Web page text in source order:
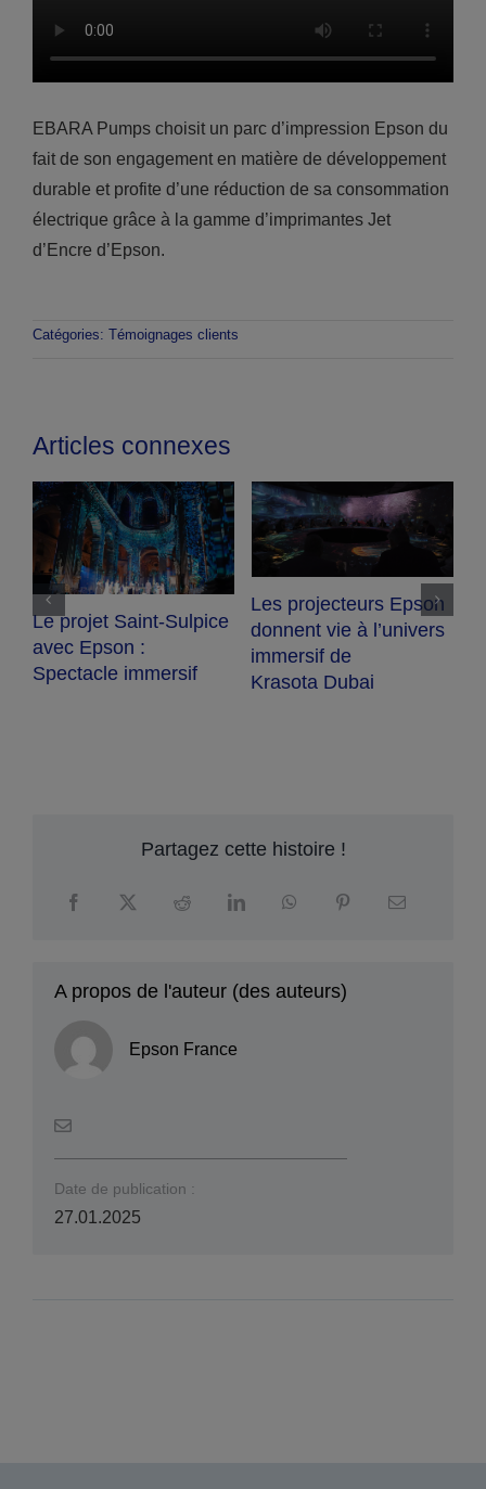
EBARA Pumps choisit un parc d’impression Epson du
fait de son engagement en matière de développement
durable et profite d’une réduction de sa consommation
électrique grâce à la gamme d’imprimantes Jet
d’Encre d’Epson.
Catégories: Témoignages clients
Articles connexes
Le projet Saint-Sulpice
avec Epson :
Spectacle immersif
Les projecteurs Epson
donnent vie à l’univers
immersif de
Krasota Dubai
Partagez cette histoire !
A propos de l'auteur (des auteurs)
Epson France
Date de publication :
27.01.2025